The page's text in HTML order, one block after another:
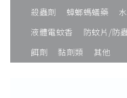
殺蟲劑
蟑螂螞蟻藥
液體電蚊香
防蚊片/防
餌劑
黏劑類 其他